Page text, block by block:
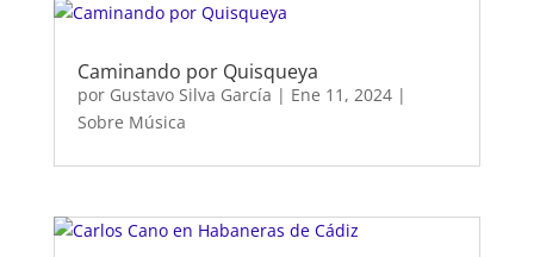
Caminando por Quisqueya
por Gustavo Silva García | Ene 11, 2024|
Sobre Música